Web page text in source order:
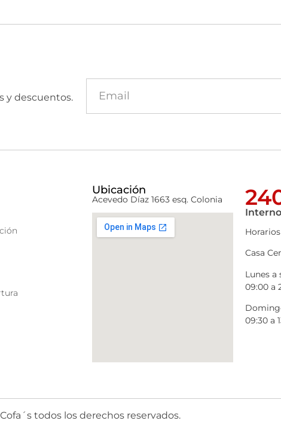
y descuentos.
Ubicación
Acevedo Díaz 1663 esq. Colonia
Horarios
Casa
Lunes a
09:00 a
09:30 a
todos los derechos reservados.